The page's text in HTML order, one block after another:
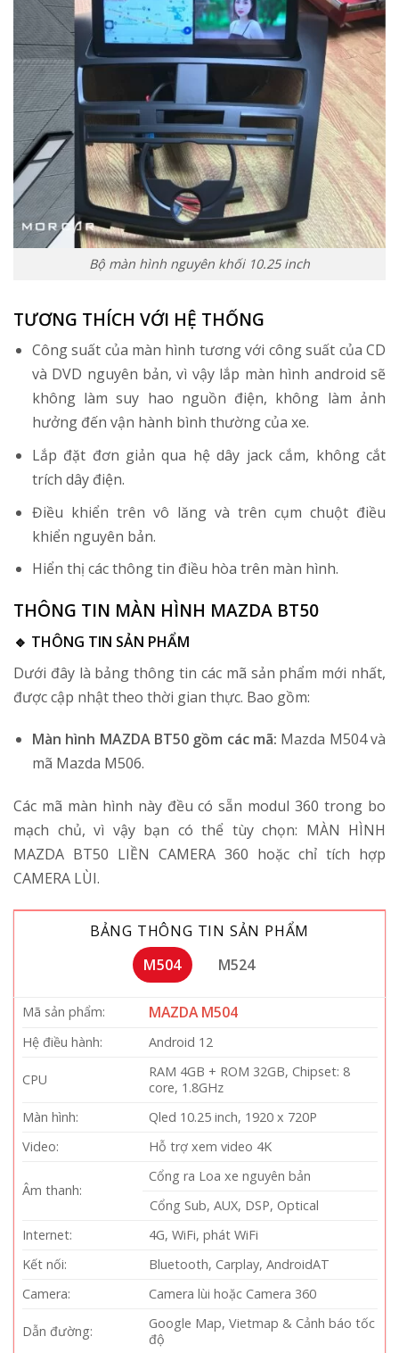
Bộ màn hình nguyên khối 10.25 inch
TƯƠNG THÍCH VỚI HỆ THỐNG
Công suất của màn hình tương với công suất của CD
và DVD nguyên bản, vì vậy lắp màn hình android sẽ
không làm suy hao nguồn điện, không làm ảnh
hưởng đến vận hành bình thường của xe.
Lắp đặt đơn giản qua hệ dây jack cắm, không cắt
trích dây điện.
Điều khiển trên vô lăng và trên cụm chuột điều
khiển nguyên bản.
Hiển thị các thông tin điều hòa trên màn hình.
THÔNG TIN MÀN HÌNH MAZDA BT50
🔹 THÔNG TIN SẢN PHẨM
Dưới đây là bảng thông tin các mã sản phẩm mới nhất,
được cập nhật theo thời gian thực. Bao gồm:
Màn hình MAZDA BT50 gồm các mã: Mazda M504 và
mã Mazda M506.
Các mã màn hình này đều có sẵn modul 360 trong bo
mạch chủ, vì vậy bạn có thể tùy chọn: MÀN HÌNH
MAZDA BT50 LIỀN CAMERA 360 hoặc chỉ tích hợp
CAMERA LÙI.
BẢNG THÔNG TIN SẢN PHẨM
M504
M524
Mã sản phẩm: MAZDA M504
Hệ điều hành: Android 12
CPU
RAM 4GB + ROM 32GB, Chipset: 8
core, 1.8GHz
Màn hình:
Qled 10.25 inch, 1920 x 720P
Video:
Hỗ trợ xem video 4K
Âm thanh:
Cổng ra Loa xe nguyên bản
Cổng Sub, AUX, DSP, Optical
Internet:
4G, WiFi, phát WiFi
Kết nối:
Bluetooth, Carplay, AndroidAT
Camera:
Camera lùi hoặc Camera 360
Dẫn đường:
Google Map, Vietmap & Cảnh báo tốc
độ